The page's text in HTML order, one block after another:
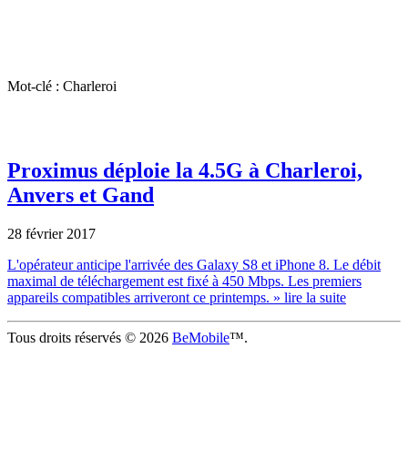
Mot-clé : Charleroi
Proximus déploie la 4.5G à Charleroi,
Anvers et Gand
28 février 2017
L'opérateur anticipe l'arrivée des Galaxy S8 et iPhone 8. Le débit
maximal de téléchargement est fixé à 450 Mbps. Les premiers
appareils compatibles arriveront ce printemps. » lire la suite
Tous droits réservés © 2026 BeMobile™.